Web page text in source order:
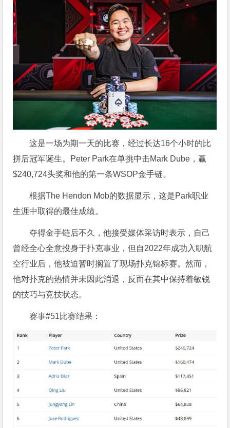
这是一场为期一天的比赛，经过长达16个小时的比
拼后冠军诞生。Peter Park在单挑中击Mark Dube，赢
$240,724头奖和他的第一条WSOP金手链。
根据The Hendon Mob的数据显示，这是Park职业
生涯中取得的最佳成绩。
夺得金手链后不久，他接受媒体采访时表示，自己
曾经全心全意投身于扑克事业，但自2022年成功入职航
空行业后，他被迫暂时搁置了现场扑克锦标赛。然而，
他对扑克的热情并未因此消退，反而在其中保持着敏锐
的技巧与竞技状态。
赛事#51比赛结果：